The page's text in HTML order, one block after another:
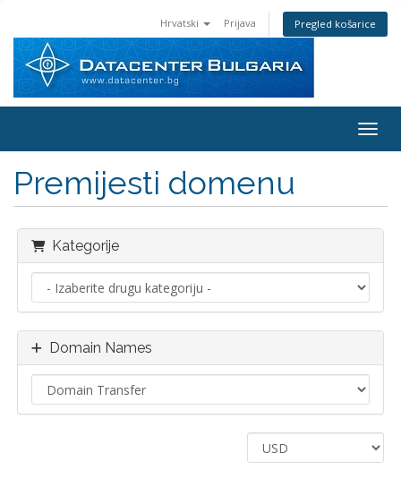
Hrvatski Prijava Pregled košarice
Premijesti domenu
Kategorije
Domain Names